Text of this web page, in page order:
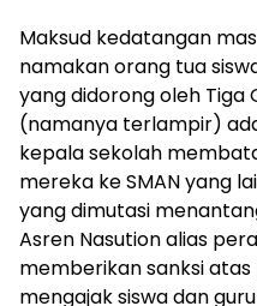
Maksud kedatangan
namakan orang tua
yang didorong oleh Tiga
(namanya terlampir)
kepala sekolah
mereka ke SMAN yang
yang dimutasi
Asren Nasution alias
memberikan sanksi
mengajak siswa dan